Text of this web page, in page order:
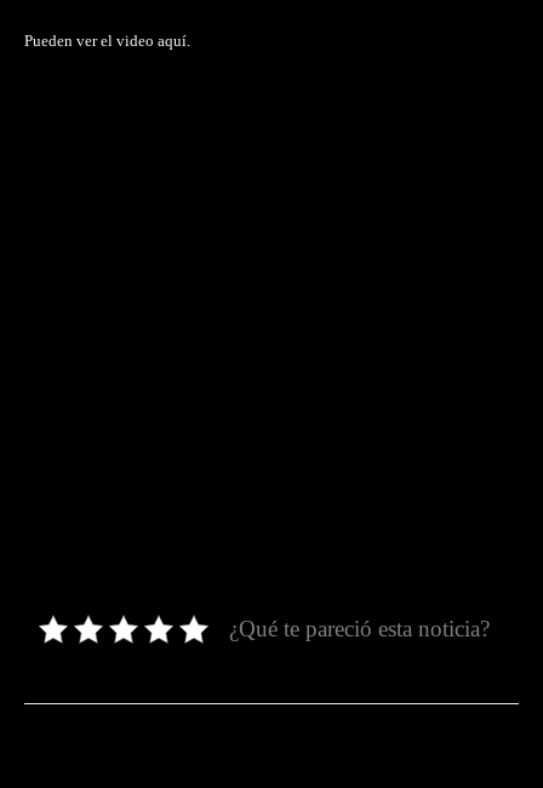
Pueden ver el video aquí.
¿Qué te pareció esta noticia?